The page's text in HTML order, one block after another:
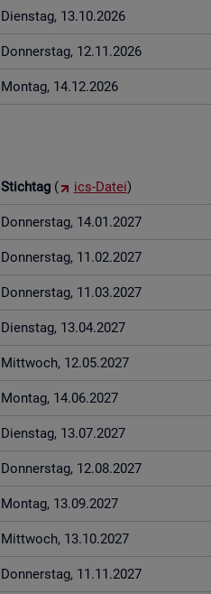
Diens­tag, 13.10.2026
Don­ners­tag, 12.11.2026
Mon­tag, 14.12.2026
Stich­tag ( ics-Datei)
Don­ners­tag, 14.01.2027
Don­ners­tag, 11.02.2027
Don­ners­tag, 11.03.2027
Diens­tag, 13.04.2027
Mitt­woch, 12.05.2027
Mon­tag, 14.06.2027
Diens­tag, 13.07.2027
Don­ners­tag, 12.08.2027
Mon­tag, 13.09.2027
Mitt­woch, 13.10.2027
Don­ners­tag, 11.11.2027